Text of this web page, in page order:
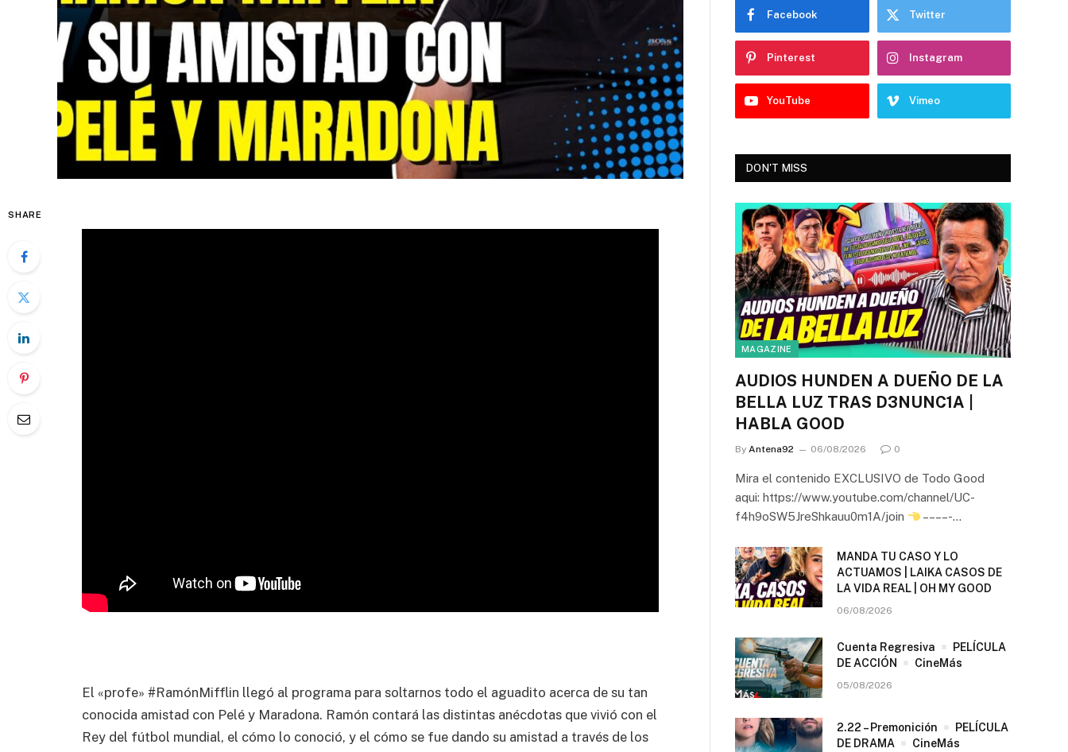
SHARE
El «profe» #RamónMifflin llegó al programa para soltarnos todo el aguadito acerca de su tan
conocida amistad con Pelé y Maradona. Ramón contará las distintas anécdotas que vivió con el
Rey del fútbol mundial, el cómo lo conoció, y el cómo se fue dando su amistad a través de los
Facebook Twitter
Pinterest Instagram
YouTube Vimeo
DON'T MISS
MAGAZINE
AUDIOS HUNDEN A DUEÑO DE LA
BELLA LUZ TRAS D3NUNC1A |
HABLA GOOD
By Antena92 06/08/2026 0
Mira el contenido EXCLUSIVO de Todo Good
aqui: https://www.youtube.com/channel/UC-
f4h9oSW5JreShkauu0m1A/join
– – – – -…
MANDA TU CASO Y LO
ACTUAMOS | LAIKA CASOS DE
LA VIDA REAL | OH MY GOOD
06/08/2026
Cuenta Regresiva
PELÍCULA
DE ACCIÓN
CineMás
05/08/2026
2.22 – Premonición
PELÍCULA
DE DRAMA
CineMás